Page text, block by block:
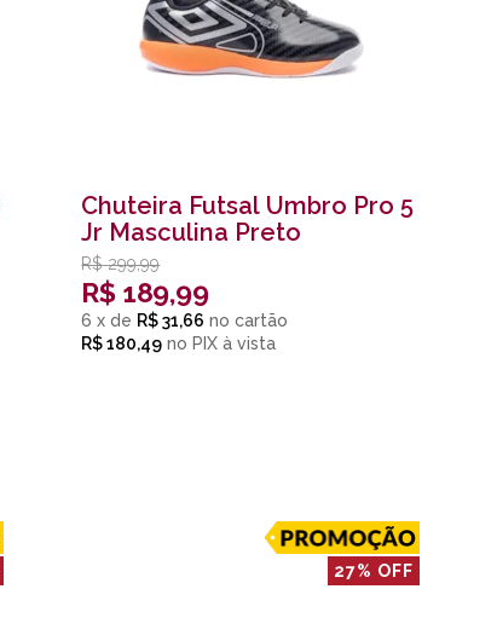
Chuteira Futsal Umbro Pro 5
Jr Masculina Preto
R$ 299,99
R$ 189,99
6 x de R$ 31,66
R$ 180,49 no PIX
27% OFF